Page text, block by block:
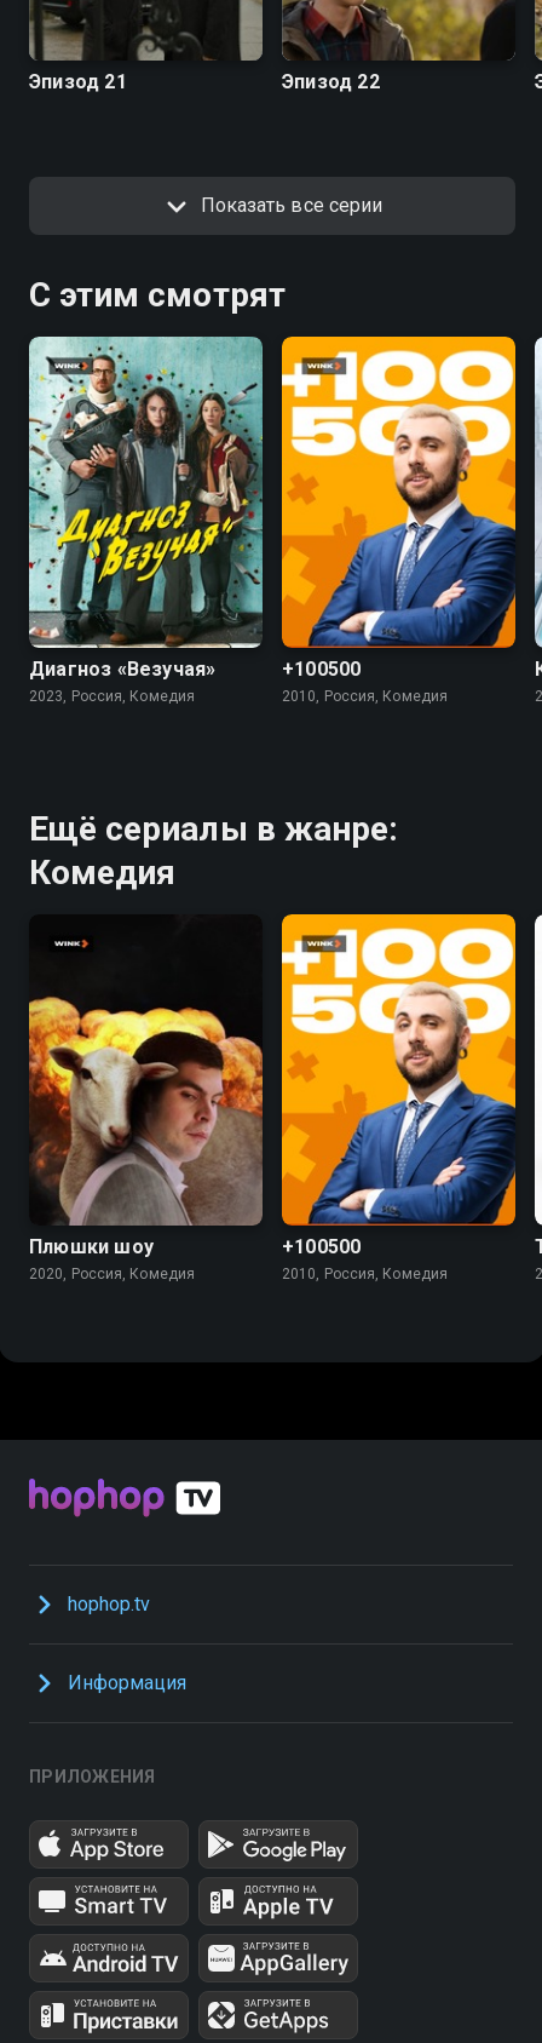
Эпизод 21 Эпизод 22
Показать все серии
С этим смотрят
7.4
Диагноз «Везучая»
2023, Россия, Комедия
5.5 4.5
+100500
2010, Россия, Комедия
Ещё сериалы в жанре:
Комедия
6.9
Плюшки шоу
2020, Россия, Комедия
5.5 4.5
+100500
2010, Россия, Комедия
hophop.tv
Информация
ПРИЛОЖЕНИЯ